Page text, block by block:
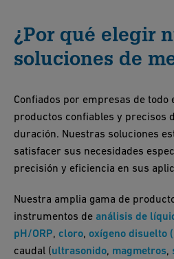
¿Por qué elegir
soluciones de
Confiados por empresas de todo
productos confiables y precisos
duración. Nuestras soluciones
satisfacer sus necesidades
precisión y eficiencia en sus
Nuestra amplia gama de
instrumentos de análisis de
pH/ORP, cloro, oxígeno disuelto
caudal (ultrasonido, magmetros,